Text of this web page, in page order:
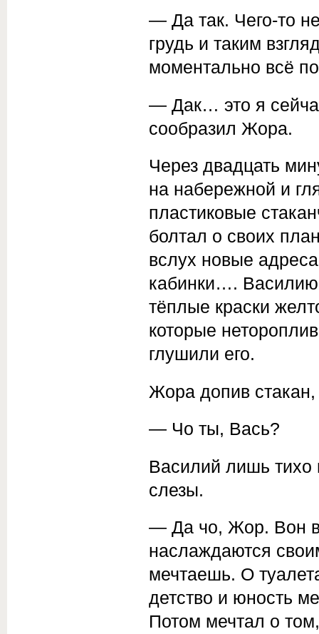
— Да так. Чего-то
грудь и таким
моментально всё
— Дак… это я
сообразил Жора.
Через двадцать
на набережной и
пластиковые
болтал о своих
вслух новые
кабинки….
тёплые краски
которые
глушили его.
Жора допив
— Чо ты, Вась?
Василий лишь тихо
слезы.
— Да чо, Жор. Вон
наслаждаются
мечтаешь. О
детство и юность
Потом мечтал о